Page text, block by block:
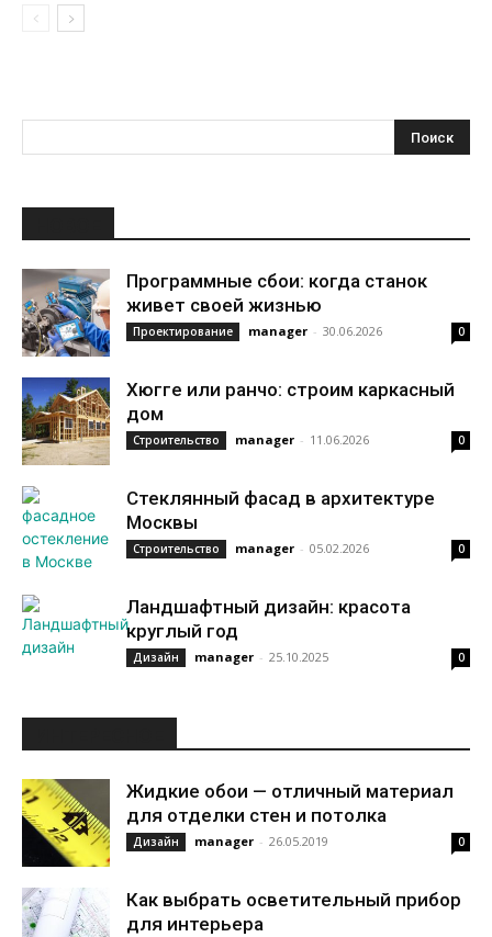
Программные сбои: когда станок
живет своей жизнью
Проектирование manager - 30.06.2026 0
Хюгге или ранчо: строим каркасный
дом
Строительство manager - 11.06.2026 0
Стеклянный фасад в архитектуре
Москвы
Строительство manager - 05.02.2026 0
Ландшафтный дизайн: красота
круглый год
Дизайн manager - 25.10.2025 0
Жидкие обои — отличный материал
для отделки стен и потолка
Дизайн manager - 26.05.2019 0
Как выбрать осветительный прибор
для интерьера